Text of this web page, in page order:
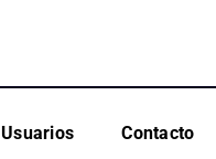
Usuarios Contacto